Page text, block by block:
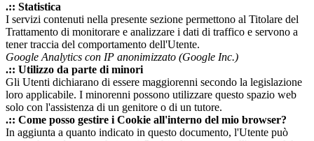
.:: Statistica
I servizi contenuti nella presente sezione permettono al Titolare del
Trattamento di monitorare e analizzare i dati di traffico e servono a
tener traccia del comportamento dell'Utente.
Google Analytics con IP anonimizzato (Google Inc.)
.:: Utilizzo da parte di minori
Gli Utenti dichiarano di essere maggiorenni secondo la legislazione
loro applicabile. I minorenni possono utilizzare questo spazio web
solo con l'assistenza di un genitore o di un tutore.
.:: Come posso gestire i Cookie all'interno del mio browser?
In aggiunta a quanto indicato in questo documento, l'Utente può